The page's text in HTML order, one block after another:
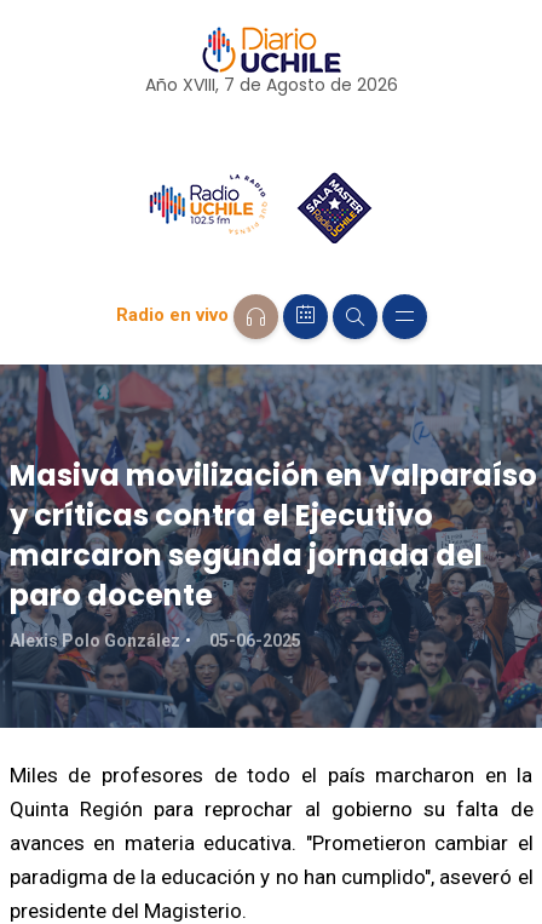
Año XVIII, 7 de Agosto de 2026
Radio en vivo
Masiva movilización en Valparaíso
y críticas contra el Ejecutivo
marcaron segunda jornada del
paro docente
Alexis Polo González 05-06-2025
Miles de profesores de todo el país marcharon en la
Quinta Región para reprochar al gobierno su falta de
avances en materia educativa. "Prometieron cambiar el
paradigma de la educación y no han cumplido", aseveró el
presidente del Magisterio.